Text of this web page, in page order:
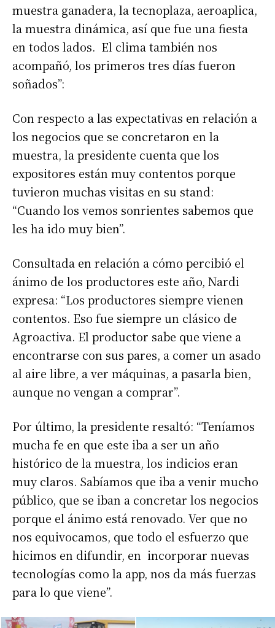
muestra ganadera, la tecnoplaza, aeroaplica,
la muestra dinámica, así que fue una fiesta
en todos lados. El clima también nos
acompañó, los primeros tres días fueron
soñados”:
Con respecto a las expectativas en relación a
los negocios que se concretaron en la
muestra, la presidente cuenta que los
expositores están muy contentos porque
tuvieron muchas visitas en su stand:
“Cuando los vemos sonrientes sabemos que
les ha ido muy bien”.
Consultada en relación a cómo percibió el
ánimo de los productores este año, Nardi
expresa: “Los productores siempre vienen
contentos. Eso fue siempre un clásico de
Agroactiva. El productor sabe que viene a
encontrarse con sus pares, a comer un asado
al aire libre, a ver máquinas, a pasarla bien,
aunque no vengan a comprar”.
Por último, la presidente resaltó: “Teníamos
mucha fe en que este iba a ser un año
histórico de la muestra, los indicios eran
muy claros. Sabíamos que iba a venir mucho
público, que se iban a concretar los negocios
porque el ánimo está renovado. Ver que no
nos equivocamos, que todo el esfuerzo que
hicimos en difundir, en incorporar nuevas
tecnologías como la app, nos da más fuerzas
para lo que viene”.